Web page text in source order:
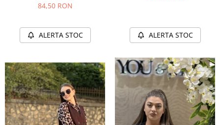
84,50 RON
ALERTA STOC ALERTA STOC